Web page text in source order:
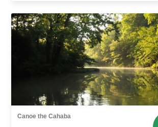
Canoe the Cahaba